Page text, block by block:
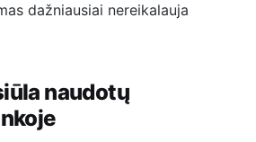
dažniausiai nereikalauja
naudotų